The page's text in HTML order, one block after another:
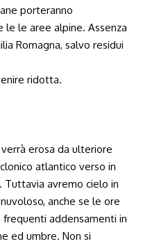
porteranno
le aree alpine. Assenza
Romagna, salvo residui
ridotta.
erosa da ulteriore
atlantico verso in
avremo cielo in
anche se le ore
addensamenti in
ed umbre. Non si